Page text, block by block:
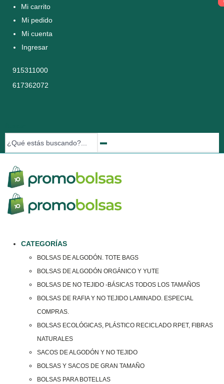
Mi carrito
Mi pedido
Mi cuenta
Ingresar
915311000
617362072
CATEGORÍAS
BOLSAS DE ALGODÓN. TOTE BAGS
BOLSAS DE ALGODÓN ORGÁNICO Y YUTE
BOLSAS DE NO TEJIDO -BÁSICAS TODOS LOS TAMAÑOS
BOLSAS DE RAFIA Y NO TEJIDO LAMINADO. ESPECIAL
COMPRAS.
BOLSAS ECOLÓGICAS, PLÁSTICO RECICLADO RPET, FIBRAS
NATURALES
SACOS DE ALGODÓN Y NO TEJIDO
BOLSAS Y SACOS DE GRAN TAMAÑO
BOLSAS PARA BOTELLAS